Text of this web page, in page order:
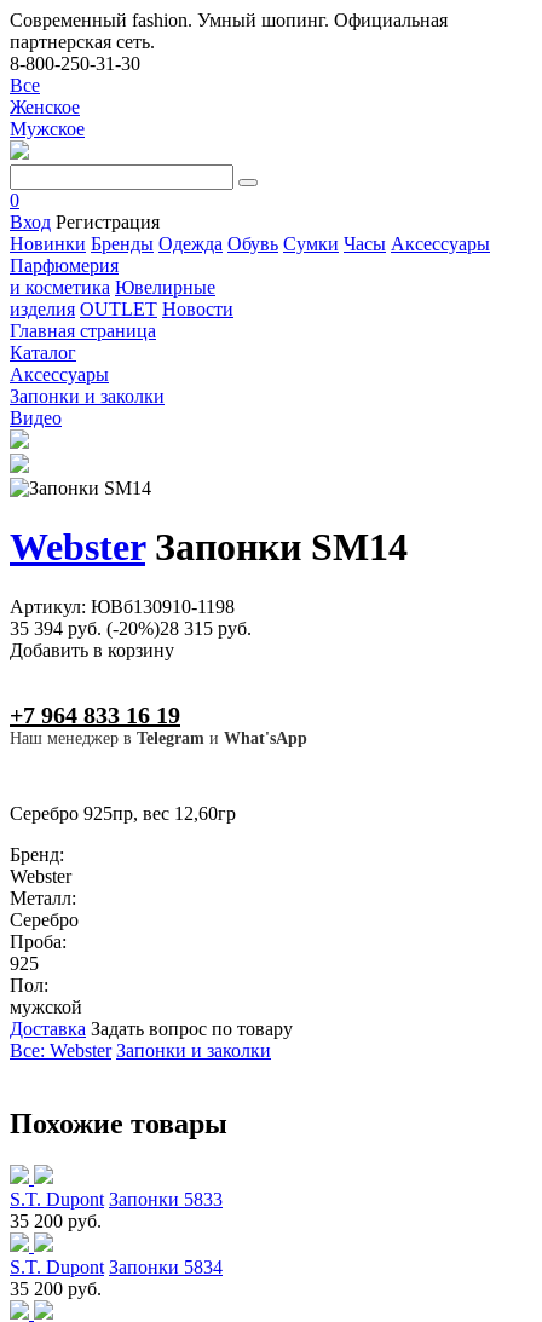
Современный fashion. Умный шопинг. Официальная
партнерская сеть.
8-800-250-31-30
Все
Женское
Мужское
0
Вход Регистрация
Новинки Бренды Одежда Обувь Сумки Часы Аксессуары
Парфюмерия
и косметика Ювелирные
изделия OUTLET Новости
Главная страница
Каталог
Аксессуары
Запонки и заколки
Видео
WebsterЗапонки SM14
Артикул: ЮВб130910-1198
35 394 руб. (-20%)28 315 руб.
Добавить в корзину
+7 964 833 16 19
Наш менеджер в Telegram и What'sApp
Серебро 925пр, вес 12,60гр
Бренд:
Webster
Металл:
Серебро
Проба:
925
Пол:
мужской
Доставка Задать вопрос по товару
Все: Webster Запонки и заколки
Похожие товары
S.T. Dupont Запонки 5833
35 200 руб.
S.T. Dupont Запонки 5834
35 200 руб.